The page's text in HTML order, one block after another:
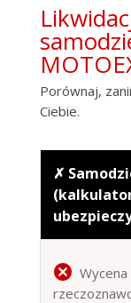
Porównaj,
Ciebie.
✗
Wycena